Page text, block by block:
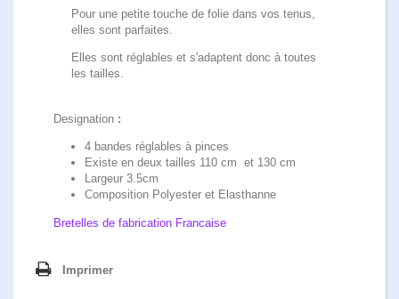
Pour une petite touche de folie dans vos tenus,
elles sont parfaites.
Elles sont réglables et s'adaptent donc à toutes
les tailles.
Designation :
4 bandes réglables à pinces
Existe en deux tailles 110 cm et 130 cm
Largeur 3.5cm
Composition Polyester et Elasthanne
Bretelles de fabrication Francaise
Imprimer